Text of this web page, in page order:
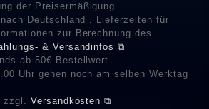
der Preisermäßigung
Deutschland . Lieferzeiten für
zur Berechnung des
& Versandinfos ⧉
ab 50€ Bestellwert
Uhr gehen noch am selben Werktag
zzgl. Versandkosten ⧉